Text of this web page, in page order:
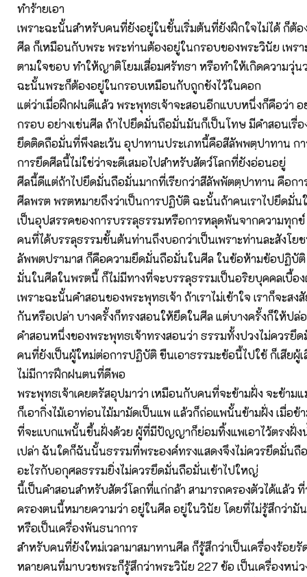
ทำร้ายเอา
เพราะฉะนั้นสำหรับคนที่ยังอยู่ในขั้นเริ่มต้นที่ยังฝึกใจไม่ได้ ก็ต้
ศีล ก็เหมือนกับพระ พระท่านต้องอยู่ในกรอบของพระวินัย เพรา
ตามใจชอบ ทำให้ญาติโยมเสื่อมศรัทธา หรือทำให้เกิดความวุ่น
ฉะนั้นพระก็ต้องอยู่ในกรอบเหมือนกับถูกขังไว้ในคอก
แต่ว่าเมื่อฝึกฝนดีแล้ว พระพุทธเจ้าจะสอนอีกแบบหนึ่งก็คือว่า
กรอบ อย่างเช่นศีล ถ้าไปยึดมั่นถือมั่นมันก็เป็นโทษ มีคำสอนเรื่
ยึดติดถือมั่นที่พึงละเว้น อุปาทานประเภทนี้คือสีลัพพตฺปาทาน ก
การยึดศีลนี้ไม่ใช่ว่าจะดีเสมอไปสำหรับสัตว์โลกที่ยังอ่อนอยู่
ศีลนี้ดีแต่ถ้าไปยึดมั่นถือมั่นมากที่เรียกว่าสีลัพพัตตฺปาทาน คือก
ศีลพรต พรตหมายถึงว่าเป็นการปฏิบัติ ฉะนั้นถ้าคนเราไปยึดมั่
เป็นอุปสรรคของการบรรลุธรรมหรือการหลุดพ้นจากความทุกข์
คนที่ได้บรรลุธรรมขั้นต้นท่านถึงบอกว่าเป็นเพราะท่านละสังโย
ลัพพตปรามาส ก็คือความยึดมั่นถือมั่นในศีล ในข้อห้ามข้อปฏิบั
มั่นในศีลในพรตนี้ ก็ไม่มีทางที่จะบรรลุธรรมเป็นอริยบุคคลเบื้อง
เพราะฉะนั้นคำสอนของพระพุทธเจ้า ถ้าเราไม่เข้าใจ เราก็จะส
กันหรือเปล่า บางครั้งก็ทรงสอนให้ยึดในศีล แต่บางครั้งก็ให้ปล่
คำสอนหนึ่งของพระพุทธเจ้าทรงสอนว่า ธรรมทั้งปวงไม่ควรยึ
คนที่ยังเป็นผู้ใหม่ต่อการปฏิบัติ ขืนเอาธรรมะข้อนี้ไปใช้ ก็เสียผู้เ
ไม่มีการฝึกฝนตนที่ดีพอ
พระพุทธเจ้าเคยตรัสอุปมาว่า เหมือนกับคนที่จะข้ามฝั่ง จะข้าม
ก็เอากิ่งไม้เอาท่อนไม้มามัดเป็นแพ แล้วก็ถ่อแพนั้นข้ามฝั่ง เมื่อข้
ที่จะแบกแพนั้นขึ้นฝั่งด้วย ผู้ที่มีปัญญาก็ย่อมทิ้งแพเอาไว้ตรงฝั่ง
เปล่า ฉันใดก็ฉันนั้นธรรมที่พระองค์ทรงแสดงจึงไม่ควรยึดมั่นถื
อะไรกับอกุศลธรรมยิ่งไม่ควรยึดมั่นถือมั่นเข้าไปใหญ่
นี้เป็นคำสอนสำหรับสัตว์โลกที่แก่กล้า สามารถครองตัวได้แล้ว
ครองตนนี้หมายความว่า อยู่ในศีล อยู่ในวินัย โดยที่ไม่รู้สึกว่ามั
หรือเป็นเครื่องพันธนาการ
สำหรับคนที่ยังใหม่เวลามาสมาทานศีล ก็รู้สึกว่าเป็นเครื่องร้อยรั
หลายคนที่มาบวชพระก็รู้สึกว่าพระวินัย 227 ข้อ เป็นเครื่องหน่